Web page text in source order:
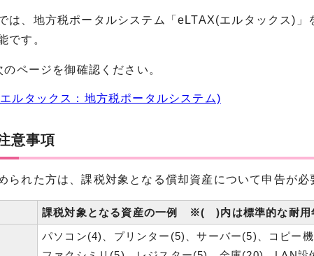
は、地方税ポータルシステム「eLTAX(エルタックス)」
です。
ページを御確認ください。
ルタックス：地方税ポータルシステム)
意事項
れた方は、課税対象となる償却資産について申告が必
課税対象となる資産の一例 ※( )内は標準的な耐用
パソコン(4)、プリンター(5)、サーバー(5)、コピー